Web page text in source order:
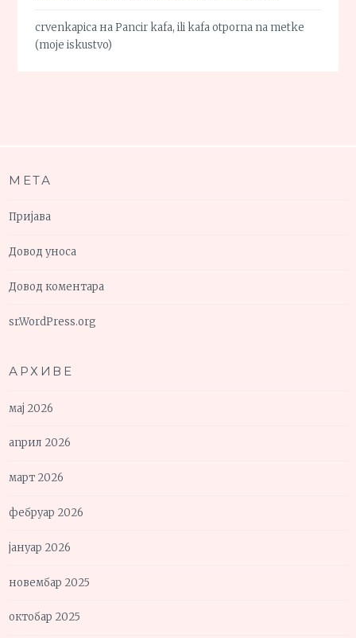
crvenkapica наPancir kafa, ili kafa otporna na metke
(moje iskustvo)
МЕТА
Пријава
Довод уноса
Довод коментара
sr.WordPress.org
АРХИВЕ
мај 2026
април 2026
март 2026
фебруар 2026
јануар 2026
новембар 2025
октобар 2025